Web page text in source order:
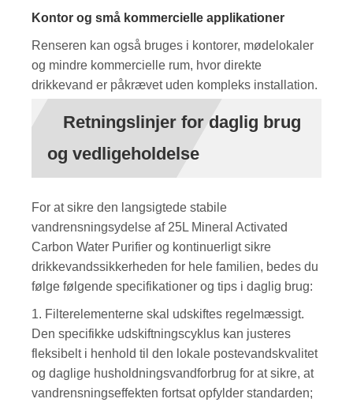
Kontor og små kommercielle applikationer
Renseren kan også bruges i kontorer, mødelokaler
og mindre kommercielle rum, hvor direkte
drikkevand er påkrævet uden kompleks installation.
Retningslinjer for daglig brug
og vedligeholdelse
For at sikre den langsigtede stabile
vandrensningsydelse af 25L Mineral Activated
Carbon Water Purifier og kontinuerligt sikre
drikkevandssikkerheden for hele familien, bedes du
følge følgende specifikationer og tips i daglig brug:
1. Filterelementerne skal udskiftes regelmæssigt.
Den specifikke udskiftningscyklus kan justeres
fleksibelt i henhold til den lokale postevandskvalitet
og daglige husholdningsvandforbrug for at sikre, at
vandrensningseffekten fortsat opfylder standarden;